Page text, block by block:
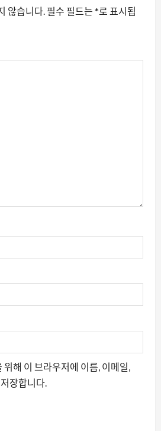
않습니다. 필수 필드는 *로 표시됩
해 이 브라우저에 이름, 이메일,
장합니다.